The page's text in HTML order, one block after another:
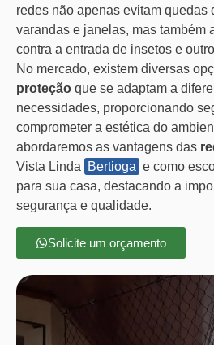
redes não apenas evitam quedas
varandas e janelas, mas também
contra a entrada de insetos e
No mercado, existem diversas
proteção que se adaptam a
necessidades, proporcionando
comprometer a estética do
abordaremos as vantagens das
Vista Linda
Bertioga e como
para sua casa, destacando a
segurança e qualidade.
Solicite um orçamento